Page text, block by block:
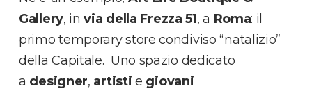
Gallery, invia della Frezza 51, a Roma: il
primo temporary store condiviso “natalizio”
della Capitale. Uno spazio dedicato
a designer, artistie giovani